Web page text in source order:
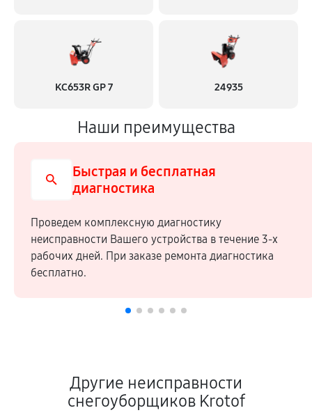
KC653R GP 7 24935
Наши преимущества
Быстрая и бесплатная
диагностика
Проведем комплексную диагностику
неисправности Вашего устройства в течение 3-х
рабочих дней. При заказе ремонта диагностика
бесплатно.
Другие неисправности
снегоуборщиков Krotof